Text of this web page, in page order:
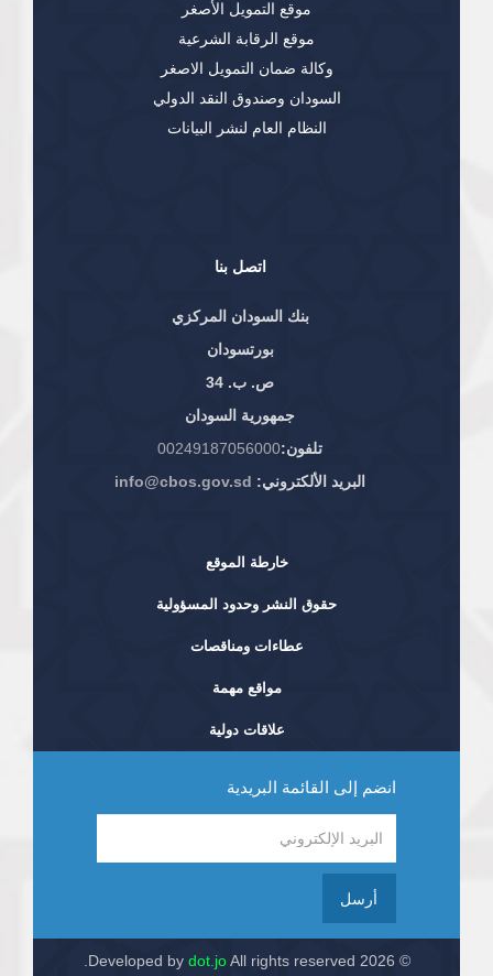
اتصل بنا
بنك السودان المركزي
بورتسودان
ص. ب. 34
جمهورية السودان
تلفون:00249187056000
البريد الألكتروني: info@cbos.gov.sd
موقع التمويل الأصغر
موقع الرقابة الشرعية
وكالة ضمان التمويل الاصغر
السودان وصندوق النقد الدولي
النظام العام لنشر البيانات
خارطة الموقع
حقوق النشر وحدود المسؤولية
عطاءات ومناقصات
مواقع مهمة
علاقات دولية
انضم إلى القائمة البريدية
أرسل
© 2026 Developed by
dot.joAll rights reserved.